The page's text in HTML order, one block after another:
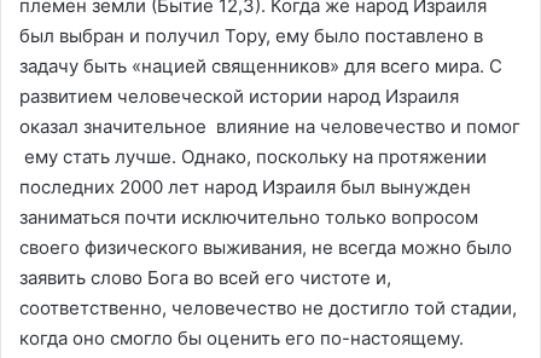
племен земли (Бытие 12,3). Когда же народ Израиля
был выбран и получил Тору, ему было поставлено в
задачу быть «нацией священников» для всего мира. С
развитием человеческой истории народ Израиля
оказал значительное влияние на человечество и помог
ему стать лучше. Однако, поскольку на протяжении
последних 2000 лет народ Израиля был вынужден
заниматься почти исключительно только вопросом
своего физического выживания, не всегда можно было
заявить слово Бога во всей его чистоте и,
соответственно, человечество не достигло той стадии,
когда оно смогло бы оценить его по-настоящему.